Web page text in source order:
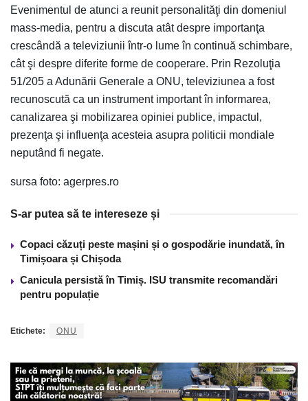
Evenimentul de atunci a reunit personalităţi din domeniul
mass-media, pentru a discuta atât despre importanţa
crescândă a televiziunii într-o lume în continuă schimbare,
cât şi despre diferite forme de cooperare. Prin Rezoluţia
51/205 a Adunării Generale a ONU, televiziunea a fost
recunoscută ca un instrument important în informarea,
canalizarea şi mobilizarea opiniei publice, impactul,
prezenţa şi influenţa acesteia asupra politicii mondiale
neputând fi negate.
sursa foto: agerpres.ro
S-ar putea să te intereseze și
Copaci căzuți peste mașini și o gospodărie inundată, în
Timișoara și Chișoda
Canicula persistă în Timiș. ISU transmite recomandări
pentru populație
Etichete: ONU